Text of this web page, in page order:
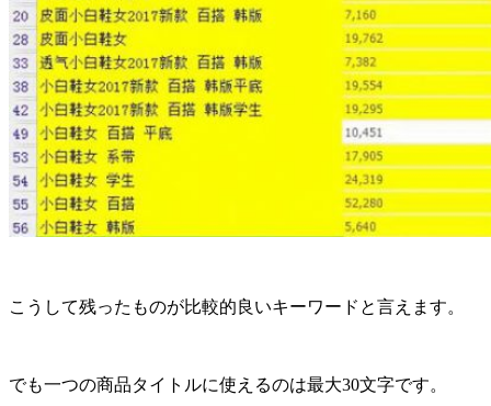
こうして残ったものが比較的良いキーワードと言えます。
でも一つの商品タイトルに使えるのは最大30文字です。